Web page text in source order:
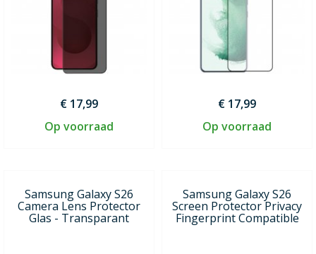
€ 17,99
Op voorraad
€ 17,99
Op voorraad
Samsung Galaxy S26
Camera Lens Protector
Glas - Transparant
Samsung Galaxy S26
Screen Protector Privacy
Fingerprint Compatible